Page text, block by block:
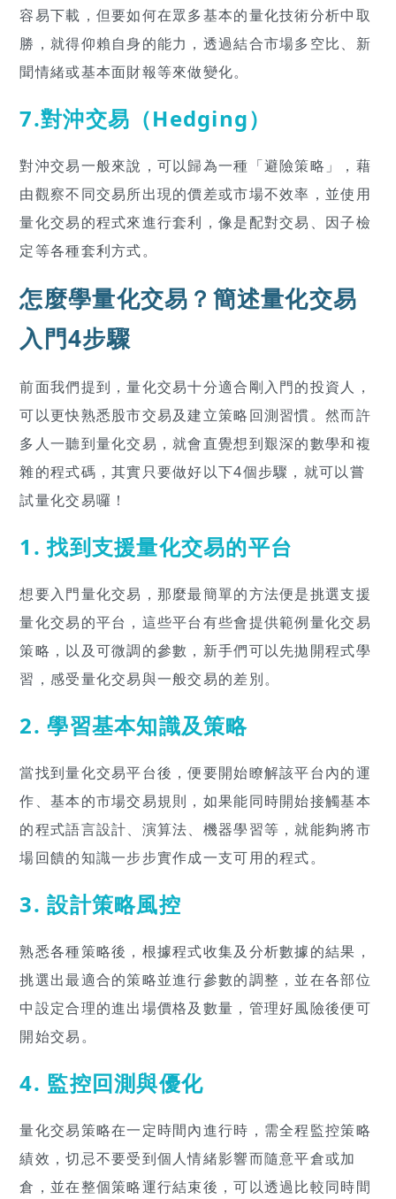
容易下載，但要如何在眾多基本的量化技術分析中取
勝，就得仰賴自身的能力，透過結合市場多空比、新
聞情緒或基本面財報等來做變化。
7.對沖交易（Hedging）
對沖交易一般來說，可以歸為一種「避險策略」，藉
由觀察不同交易所出現的價差或市場不效率，並使用
量化交易的程式來進行套利，像是配對交易、因子檢
定等各種套利方式。
怎麼學量化交易？簡述量化交易
入門4步驟
前面我們提到，量化交易十分適合剛入門的投資人，
可以更快熟悉股市交易及建立策略回測習慣。然而許
多人一聽到量化交易，就會直覺想到艱深的數學和複
雜的程式碼，其實只要做好以下4個步驟，就可以嘗
試量化交易囉！
1. 找到支援量化交易的平台
想要入門量化交易，那麼最簡單的方法便是挑選支援
量化交易的平台，這些平台有些會提供範例量化交易
策略，以及可微調的參數，新手們可以先拋開程式學
習，感受量化交易與一般交易的差別。
2. 學習基本知識及策略
當找到量化交易平台後，便要開始瞭解該平台內的運
作、基本的市場交易規則，如果能同時開始接觸基本
的程式語言設計、演算法、機器學習等，就能夠將市
場回饋的知識一步步實作成一支可用的程式。
3. 設計策略風控
熟悉各種策略後，根據程式收集及分析數據的結果，
挑選出最適合的策略並進行參數的調整，並在各部位
中設定合理的進出場價格及數量，管理好風險後便可
開始交易。
4. 監控回測與優化
量化交易策略在一定時間內進行時，需全程監控策略
績效，切忌不要受到個人情緒影響而隨意平倉或加
倉，並在整個策略運行結束後，可以透過比較同時間